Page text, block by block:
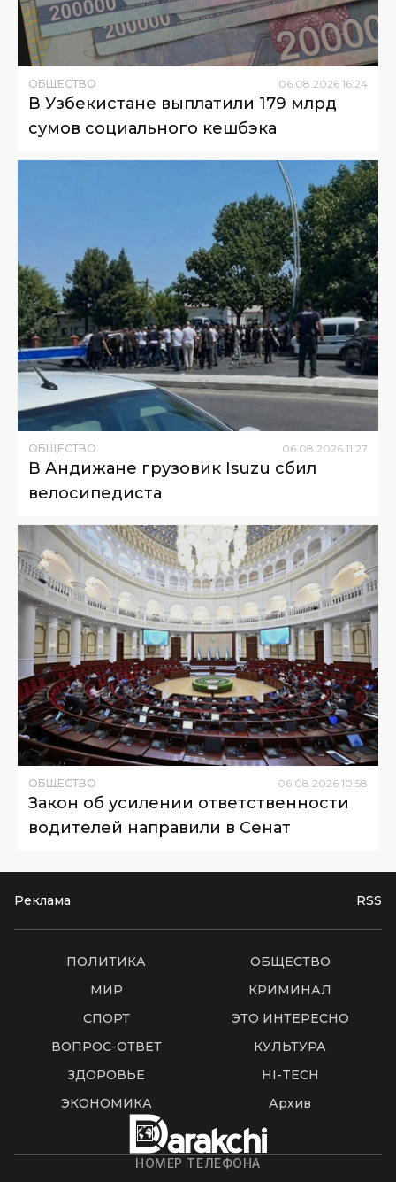
ОБЩЕСТВО 06 08 2026 16:24
В Узбекистане выплатили 179 млрд
сумов социального кешбэка
ОБЩЕСТВО 06 08 2026 11:27
В Андижане грузовик Isuzu сбил
велосипедиста
ОБЩЕСТВО 06 08 2026 10:58
Закон об усилении ответственности
водителей направили в Сенат
Реклама RSS
ПОЛИТИКА
ОБЩЕСТВО
МИР
КРИМИНАЛ
СПОРТ
ЭТО ИНТЕРЕСНО
ВОПРОС-ОТВЕТ
КУЛЬТУРА
ЗДОРОВЬЕ
HI-TECH
ЭКОНОМИКА
Архив
НОМЕР ТЕЛЕФОНА